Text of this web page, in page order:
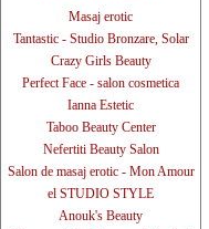
Masaj erotic
Tantastic - Studio Bronzare, Solar
Crazy Girls Beauty
Perfect Face - salon cosmetica
Ianna Estetic
Taboo Beauty Center
Nefertiti Beauty Salon
Salon de masaj erotic - Mon Amour
el STUDIO STYLE
Anouk's Beauty